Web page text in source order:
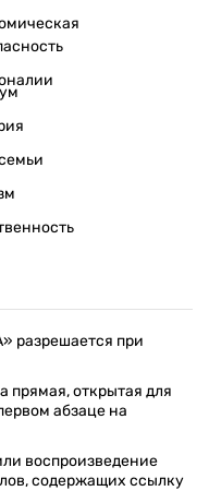
разрешается при
прямая, открытая для
абзаце на
воспроизведение
содержащих ссылку